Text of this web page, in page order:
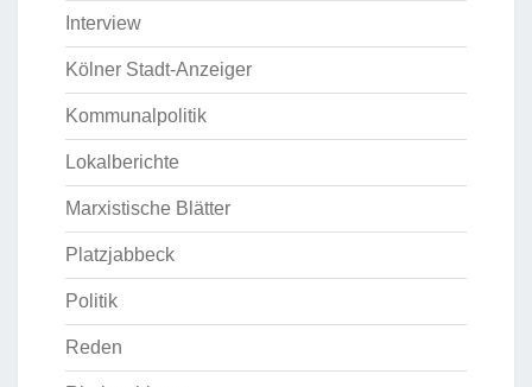
Interview
Kölner Stadt-Anzeiger
Kommunalpolitik
Lokalberichte
Marxistische Blätter
Platzjabbeck
Politik
Reden